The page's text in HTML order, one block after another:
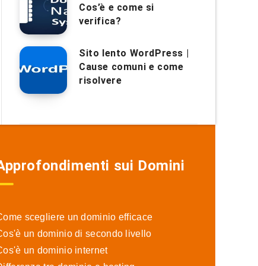
Cos’è e come si
verifica?
Sito lento WordPress |
Cause comuni e come
risolvere
sui Domini
scegliere un dominio efficace
un dominio di secondo livello
un dominio internet